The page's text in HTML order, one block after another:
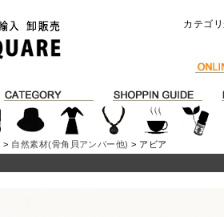
カテゴ
> 自然素材(骨角貝アンバー他) > アビア